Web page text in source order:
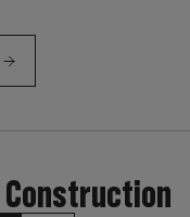
Construction